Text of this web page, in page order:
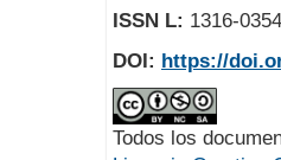
ISSN L: 1316-0354
DOI: https://
Todos los